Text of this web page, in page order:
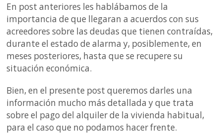
En post anteriores les hablábamos de la
importancia de que llegaran a acuerdos con sus
acreedores sobre las deudas que tienen contraídas,
durante el estado de alarma y, posiblemente, en
meses posteriores, hasta que se recupere su
situación económica.
Bien, en el presente post queremos darles una
información mucho más detallada y que trata
sobre el pago del alquiler de la vivienda habitual,
para el caso que no podamos hacer frente.